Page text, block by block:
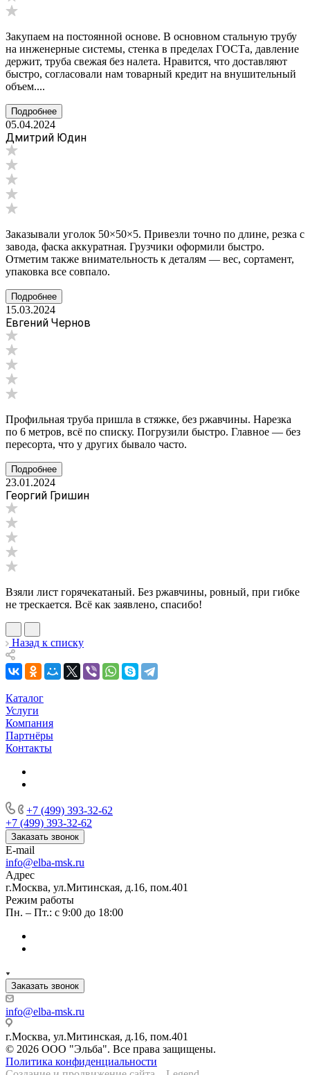
Закупаем на постоянной основе. В основном стальную трубу
на инженерные системы, стенка в пределах ГОСТа, давление
держит, труба свежая без налета. Нравится, что доставляют
быстро, согласовали нам товарный кредит на внушительный
объем....
Подробнее
05.04.2024
Дмитрий Юдин
Заказывали уголок 50×50×5. Привезли точно по длине, резка с
завода, фаска аккуратная. Грузчики оформили быстро.
Отметим также внимательность к деталям — вес, сортамент,
упаковка все совпало.
Подробнее
15.03.2024
Евгений Чернов
Профильная труба пришла в стяжке, без ржавчины. Нарезка
по 6 метров, всё по списку. Погрузили быстро. Главное — без
пересорта, что у других бывало часто.
Подробнее
23.01.2024
Георгий Гришин
Взяли лист горячекатаный. Без ржавчины, ровный, при гибке
не трескается. Всё как заявлено, спасибо!
Назад к списку
Каталог
Услуги
Компания
Партнёры
Контакты
+7 (499) 393-32-62
+7 (499) 393-32-62
Заказать звонок
E-mail
info@elba-msk.ru
Адрес
г.Москва, ул.Митинская, д.16, пом.401
Режим работы
Пн. – Пт.: с 9:00 до 18:00
Заказать звонок
info@elba-msk.ru
г.Москва, ул.Митинская, д.16, пом.401
© 2026 ООО "Эльба". Все права защищены.
Политика конфиденциальности